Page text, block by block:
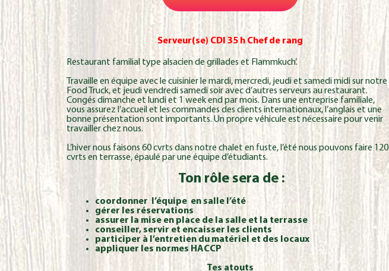
Serveur(se) CDI 35 h Chef de rang
Restaurant familial type alsacien de grillades et Flammkuch’.
Travaille en équipe avec le cuisinier le mardi, mercredi, jeudi et samedi midi sur notre
Food Truck, et jeudi vendredi samedi soir avec d’autres serveurs au restaurant.
Congés dimanche et lundi et 1 week end par mois. Dans une entreprise familiale,
vous assurez l’accueil et les commandes des clients internationaux, l’anglais et une
bonne présentation sont importants. Un propre véhicule est nécessaire pour venir
travailler chez nous.
L’hiver nous faisons 60 cvrts dans notre chalet en fuste, l’été nous pouvons faire 120
cvrts en terrasse, épaulé par une équipe d’étudiants.
Ton rôle sera de :
coordonner l’équipe en salle l’été
gérer les réservations
assurer la mise en place de la salle et la terrasse
conseiller, servir et encaisser les clients
participer à l’entretien du matériel et des locaux
appliquer les normes HACCP
Tes atouts